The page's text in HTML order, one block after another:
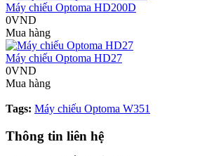
Máy chiếu Optoma HD200D
0VND
Mua hàng
Máy chiếu Optoma HD27
0VND
Mua hàng
Tags: Máy chiếu Optoma W351
Thông tin liên hệ